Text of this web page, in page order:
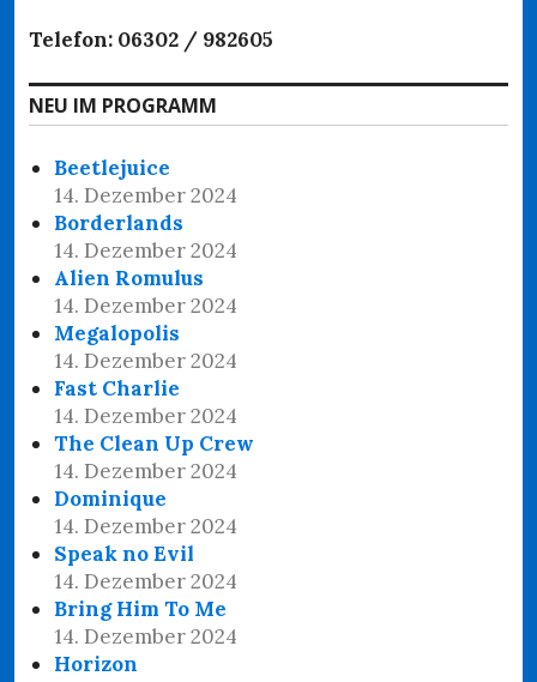
Telefon: 06302 / 982605
NEU IM PROGRAMM
Beetlejuice
14. Dezember 2024
Borderlands
14. Dezember 2024
Alien Romulus
14. Dezember 2024
Megalopolis
14. Dezember 2024
Fast Charlie
14. Dezember 2024
The Clean Up Crew
14. Dezember 2024
Dominique
14. Dezember 2024
Speak no Evil
14. Dezember 2024
Bring Him To Me
14. Dezember 2024
Horizon